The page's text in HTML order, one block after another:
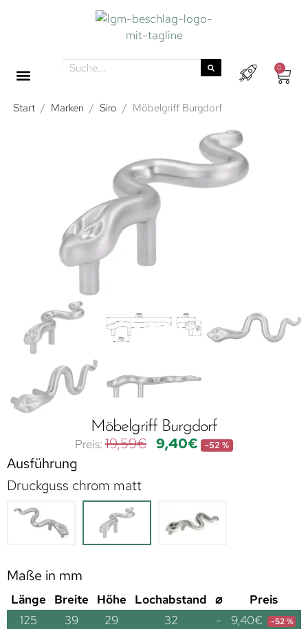
0
Start / Marken / Siro / Möbelgriff Burgdorf
Möbelgriff Burgdorf
19,59€ 9,40€ -52 %
Ausführung
Druckguss chrom matt
Maße in mm
Länge Breite Höhe Lochabstand ⌀
Preis
125
39 29 32 - 9,40€ -52 %